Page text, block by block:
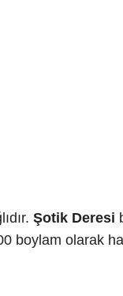
Şotik Deresi
boylam olarak